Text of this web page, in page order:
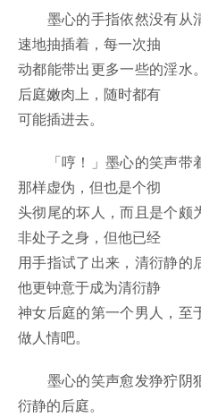
墨心的手指依然没有从
速地抽插着，每一次抽
动都能带出更多一些的淫水
后庭嫩肉上，随时都有
可能插进去。
「哼！」墨心的笑声带
那样虚伪，但也是个彻
头彻尾的坏人，而且是个颇
非处子之身，但他已经
用手指试了出来，清衍静的
他更钟意于成为清衍静
神女后庭的第一个男人，至
做人情吧。
墨心的笑声愈发狰狞阴
衍静的后庭。